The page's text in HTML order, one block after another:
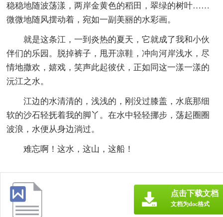
稳稳地随波荡漾，两岸金黄色的稻田，翠绿的树叶……
微微地随风摆动着，宛如一副美丽的水彩画。
就是这条江，一到炎热的夏天，它就成了我和小伙
伴们的乐园。脱掉裤子，甩开凉鞋，冲向河岸浅水，尽
情地撒欢，嬉戏，笑声此起彼伏，正如同这一漾一漾的
沅江之水。
江边的水清清的，浅浅的，刚没过膝盖，水底那细
软的沙石轻抚着我的脚丫。在水中轻轻挪步，荡起圈圈
波浪，水便从身边淌过。
难忘啊！这水，这山，这船！
点击下载文档
文档为doc格式